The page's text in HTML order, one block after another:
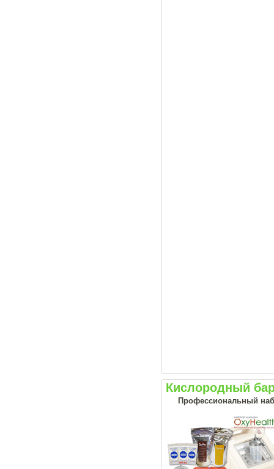
Кислородный
Профессиональный